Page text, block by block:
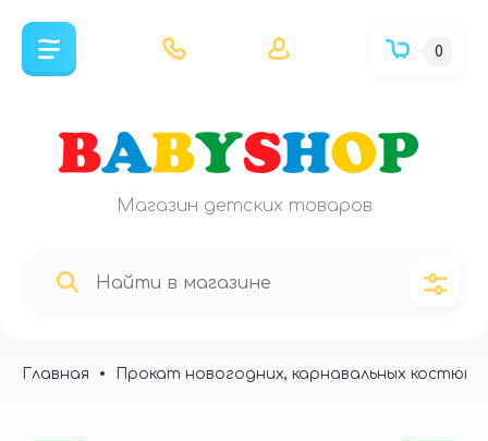
Магазин детских товаров
0
Главная Прокат новогодних, карнавальных